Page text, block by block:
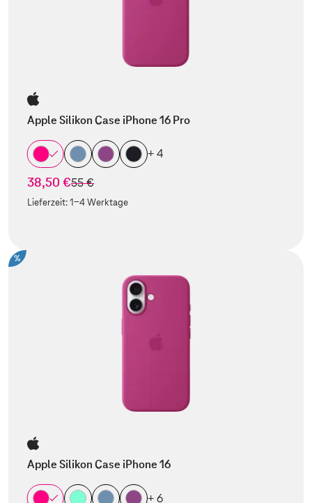
Apple Silikon Case iPhone 16 Pro
+ 4
38,50 €statt
55 €
Lieferzeit:1-4 Werktage
%
Apple Silikon Case iPhone 16
+ 6